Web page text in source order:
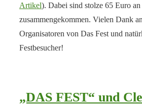
Artikel). Dabei sind stolze 65 Euro an
zusammengekommen. Vielen Dank
Organisatoren von Das Fest und
Festbesucher!
„DAS FEST“ und